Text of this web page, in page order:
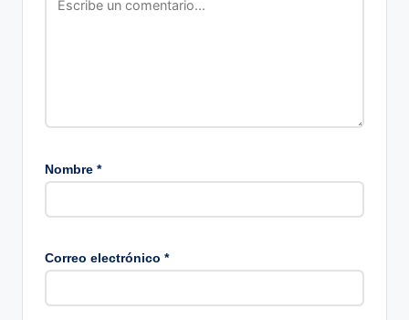
Nombre *
Correo electrónico *